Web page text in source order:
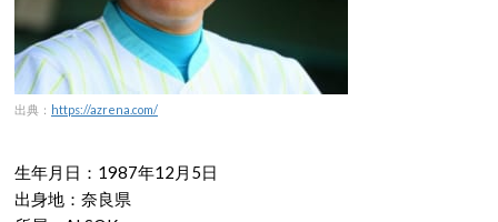
出典： https://azrena.com/
生年月日：1987年12月5日
出身地：奈良県